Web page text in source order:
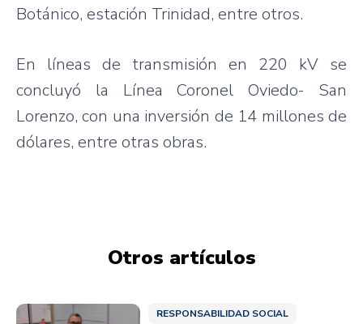
Botánico, estación Trinidad, entre otros.
En líneas de transmisión en 220 kV se
concluyó la Línea Coronel Oviedo- San
Lorenzo, con una inversión de 14 millones de
dólares, entre otras obras.
Otros artículos
RESPONSABILIDAD SOCIAL